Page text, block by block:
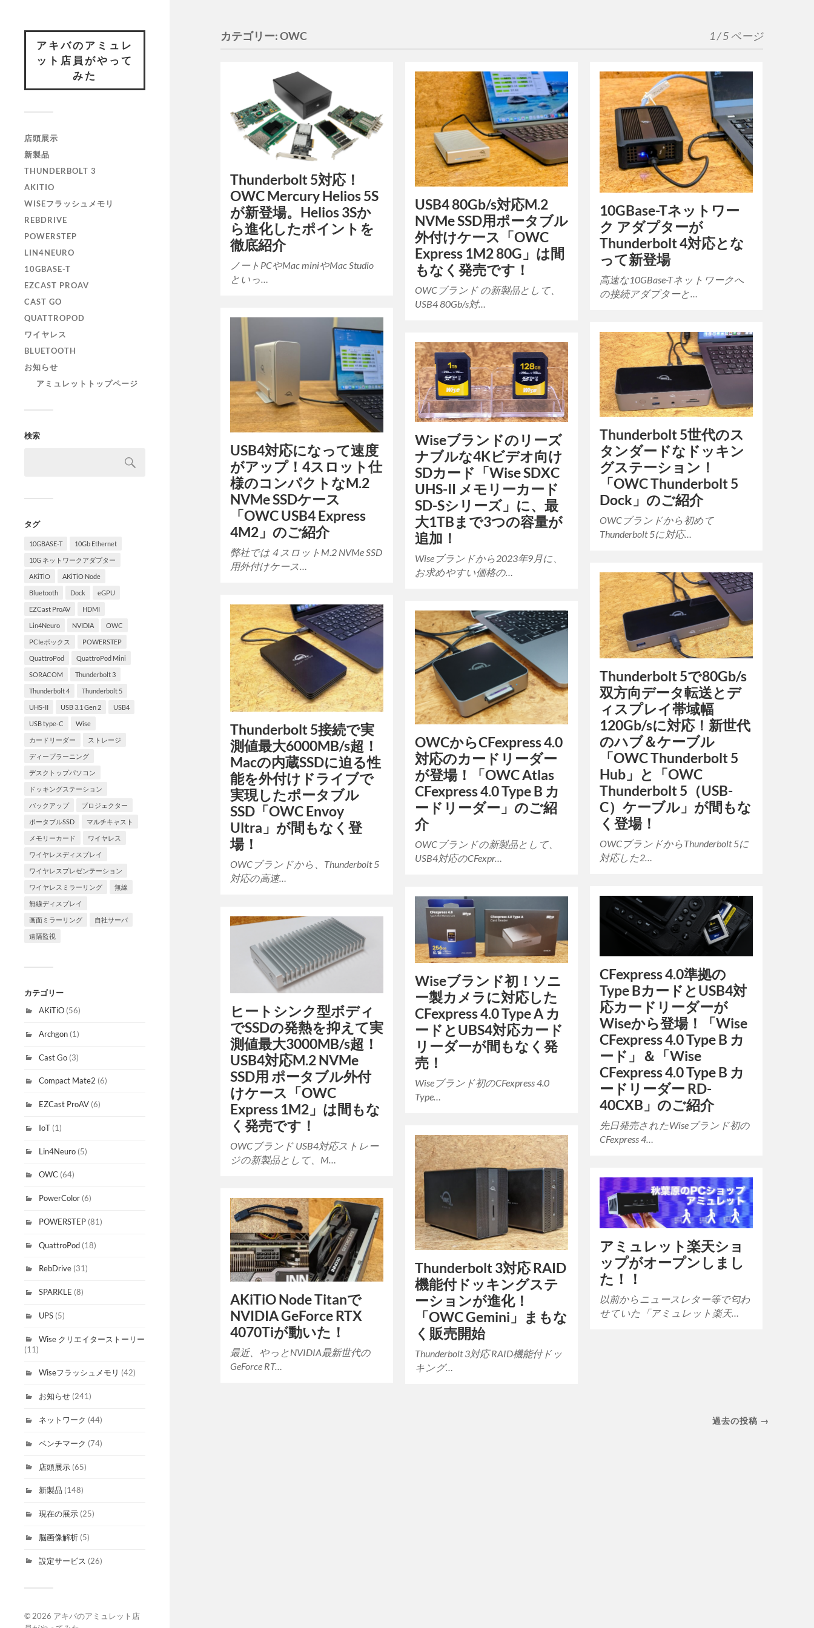
アキバのアミュレ
ット店員がやって
みた
店頭展示
新製品
THUNDERBOLT 3
AKITIO
WISEフラッシュメモリ
REBDRIVE
POWERSTEP
LIN4NEURO
10GBASE-T
EZCAST PROAV
CAST GO
QUATTROPOD
ワイヤレス
BLUETOOTH
お知らせ
アミュレットトップページ
検索
タグ
10GBASE-T 10Gb Ethernet
10G ネットワークアダプター
AKiTiO AKiTiO Node
Bluetooth Dock eGPU
EZCast ProAV HDMI
Lin4Neuro NVIDIA OWC
PCIeボックス POWERSTEP
QuattroPod QuattroPod Mini
SORACOM Thunderbolt 3
Thunderbolt 4 Thunderbolt 5
UHS-II USB 3.1 Gen 2 USB4
USB type-C Wise
カードリーダー ストレージ
ディープラーニング
デスクトップパソコン
ドッキングステーション
バックアップ プロジェクター
ポータブルSSD マルチキャスト
メモリーカード ワイヤレス
ワイヤレスディスプレイ
ワイヤレスプレゼンテーション
ワイヤレスミラーリング 無線
無線ディスプレイ
画面ミラーリング 自社サーバ
遠隔監視
カテゴリー
AKiTiO (56)
Archgon (1)
Cast Go (3)
Compact Mate2 (6)
EZCast ProAV (6)
IoT (1)
Lin4Neuro (5)
OWC (64)
PowerColor (6)
POWERSTEP (81)
QuattroPod (18)
RebDrive (31)
SPARKLE (8)
UPS (5)
Wise クリエイターストーリー
(11)
Wiseフラッシュメモリ (42)
お知らせ (241)
ネットワーク (44)
ベンチマーク (74)
店頭展示 (65)
新製品 (148)
現在の展示 (25)
脳画像解析 (5)
設定サービス (26)
© 2026 アキバのアミュレット店
カテゴリー:OWC 1 / 5 ページ
Thunderbolt 5対応！
OWC Mercury Helios 5S
が新登場。Helios 3Sか
ら進化したポイントを
徹底紹介
ノートPCやMac miniやMac Studio
といっ…
USB4 80Gb/s対応M.2
NVMe SSD用ポータブル
外付けケース「OWC
Express 1M2 80G」は間
もなく発売です！
OWCブランド の新製品として、
USB4 80Gb/s対…
10GBase-Tネットワー
ク アダプターが
Thunderbolt 4対応とな
って新登場
高速な10GBase-Tネットワークへ
の接続アダプターと…
USB4対応になって速度
がアップ！4スロット仕
様のコンパクトなM.2
NVMe SSDケース
「OWC USB4 Express
4M2」のご紹介
弊社では４スロットM.2 NVMe SSD
用外付けケース…
Thunderbolt 5世代のス
タンダードなドッキン
グステーション！
「OWC Thunderbolt 5
Dock」のご紹介
OWCブランドから初めて
Thunderbolt 5に対応…
Wiseブランドのリーズ
ナブルな4Kビデオ向け
SDカード「Wise SDXC
UHS-II メモリーカード
SD-Sシリーズ」に、最
大1TBまで3つの容量が
追加！
Wiseブランドから2023年9月に、
お求めやすい価格の…
Thunderbolt 5で80Gb/s
双方向データ転送とデ
ィスプレイ帯域幅
120Gb/sに対応！新世代
のハブ＆ケーブル
「OWC Thunderbolt 5
Hub」と「OWC
Thunderbolt 5（USB-
C）ケーブル」が間もな
く登場！
OWCブランドからThunderbolt 5に
対応した2…
Thunderbolt 5接続で実
測値最大6000MB/s超！
Macの内蔵SSDに迫る性
能を外付けドライブで
実現したポータブル
SSD「OWC Envoy
Ultra」が間もなく登
場！
OWCブランドから、Thunderbolt 5
対応の高速…
OWCからCFexpress 4.0
対応のカードリーダー
が登場！「OWC Atlas
CFexpress 4.0 Type B カ
ードリーダー」のご紹
介
OWCブランドの新製品として、
USB4対応のCFexpr…
CFexpress 4.0準拠の
Type BカードとUSB4対
応カードリーダーが
Wiseから登場！「Wise
CFexpress 4.0 Type B カ
ード」＆「Wise
CFexpress 4.0 Type B カ
ードリーダー RD-
40CXB」のご紹介
先日発売されたWiseブランド初の
CFexpress 4…
Wiseブランド初！ソニ
ー製カメラに対応した
CFexpress 4.0 Type A カ
ードとUBS4対応カード
リーダーが間もなく発
売！
Wiseブランド初のCFexpress 4.0
Type…
ヒートシンク型ボディ
でSSDの発熱を抑えて実
測値最大3000MB/s超！
USB4対応M.2 NVMe
SSD用 ポータブル外付
けケース「OWC
Express 1M2」は間もな
く発売です！
OWCブランド USB4対応ストレー
ジの新製品として、M…
Thunderbolt 3対応 RAID
機能付ドッキングステ
ーションが進化！
「OWC Gemini」まもな
く販売開始
Thunderbolt 3対応 RAID機能付ドッ
キング…
アミュレット楽天ショ
ップがオープンしまし
た！！
以前からニュースレター等で匂わ
せていた「アミュレット楽天…
AKiTiO Node Titanで
NVIDIA GeForce RTX
4070Tiが動いた！
最近、やっとNVIDIA最新世代の
GeForce RT…
過去の投稿 →